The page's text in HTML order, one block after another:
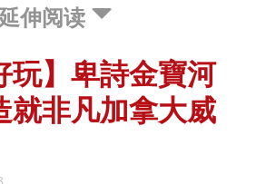
延伸阅读
玩】卑詩金寶河
就非凡加拿大威